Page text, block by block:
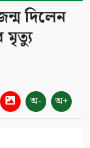
দিলেন
মৃত্যু
অ- অ+